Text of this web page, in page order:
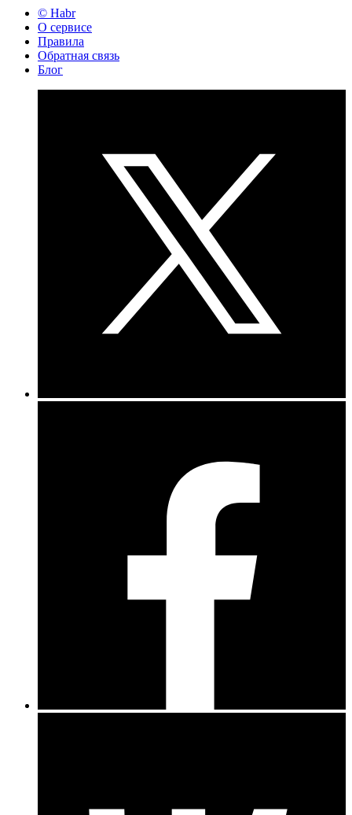
© Habr
О сервисе
Правила
Обратная связь
Блог